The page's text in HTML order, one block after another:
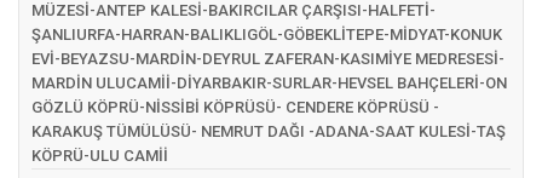
MÜZESİ-ANTEP KALESİ-BAKIRCILAR ÇARŞISI-HALFETİ-
ŞANLIURFA-HARRAN-BALIKLIGÖL-GÖBEKLİTEPE-MİDYAT-KONUK
EVİ-BEYAZSU-MARDİN-DEYRUL ZAFERAN-KASIMİYE MEDRESESİ-
MARDİN ULUCAMİİ-DİYARBAKIR-SURLAR-HEVSEL BAHÇELERİ-ON
GÖZLÜ KÖPRÜ-NİSSİBİ KÖPRÜSÜ- CENDERE KÖPRÜSÜ -
KARAKUŞ TÜMÜLÜSÜ- NEMRUT DAĞI -ADANA-SAAT KULESİ-TAŞ
KÖPRÜ-ULU CAMİİ